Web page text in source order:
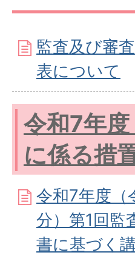
監査及び審
表について
令和7年
に係る措
令和7年度（
分）第1回監
書に基づく